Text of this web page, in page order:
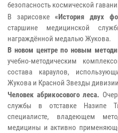
безопасность космической
В зарисовке«История двух
старшине медицинской
награждённой медалью Жукова.
В новом центре по новым
учебно-методическим
состава караулов,
Жукова и Красной Звезды
Человек абрикосового леса.
службы в отставке Назипе
специалисте, владеющем
медицины и активно